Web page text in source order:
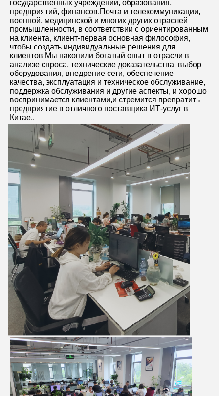
государственных учреждений, образования,
предприятий, финансов,Почта и телекоммуникации,
военной, медицинской и многих других отраслей
промышленности, в соответствии с ориентированным
на клиента, клиент-первая основная философия,
чтобы создать индивидуальные решения для
клиентов.Мы накопили богатый опыт в отрасли в
анализе спроса, технические доказательства, выбор
оборудования, внедрение сети, обеспечение
качества, эксплуатация и техническое обслуживание,
поддержка обслуживания и другие аспекты, и хорошо
воспринимается клиентами,и стремится превратить
предприятие в отличного поставщика ИТ-услуг в
Китае..